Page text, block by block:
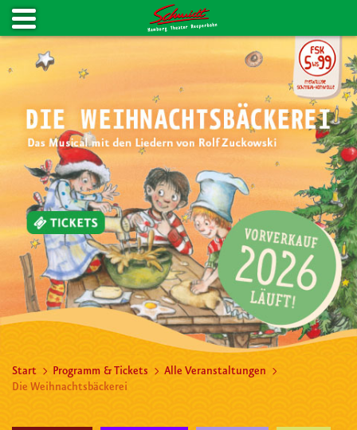
Start Programm & Tickets
Alle Veranstaltungen
Die Weihnachtsbäckerei